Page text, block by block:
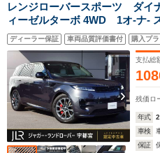
レンジローバースポーツ ダイ
ィーゼルターボ 4WD 1オ-ナ-
ックル-フ ブラックエクステリ
ン メリディアンサウンド 全席
ッドライト ステアリングヒ-タ-
ームミラー
ディーラー保証 車両品質評価書付 購入プ
支払総
残価ロ
年式
車検
保証